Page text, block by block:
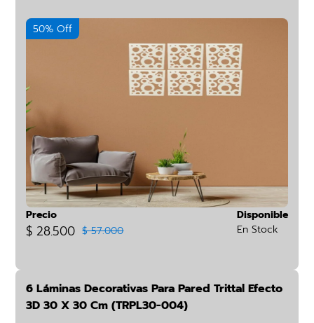
50% Off
Precio
$ 28.500 $ 57.000
Disponible
En Stock
6 Láminas Decorativas Para Pared Trittal Efecto
3D 30 X 30 Cm (TRPL30-004)